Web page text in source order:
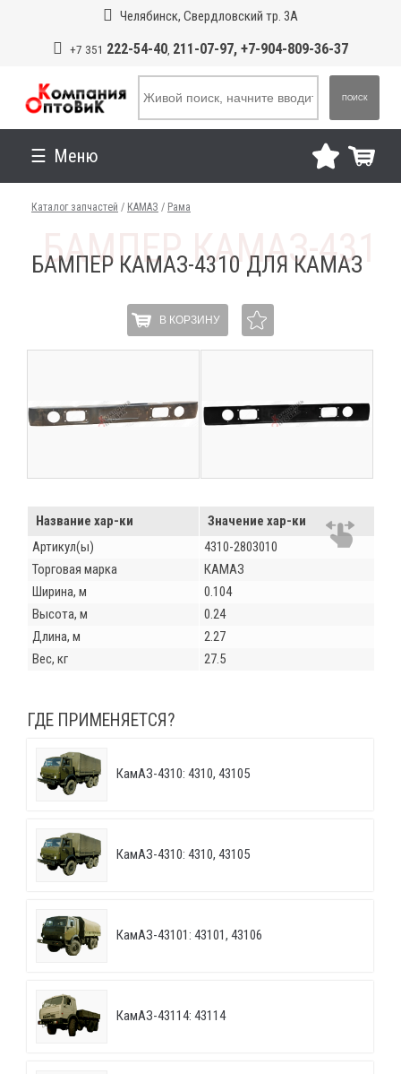
Челябинск, Свердловский тр. 3А
+7 351 222-54-40, 211-07-97, +7-904-809-36-37
ПОИСК
Меню
Каталог запчастей / КАМАЗ / Рама
БАМПЕР КАМАЗ-4310 ДЛЯ КАМАЗ
В КОРЗИНУ
Название хар-ки
Значение хар-ки
Артикул(ы)
4310-2803010
Торговая марка
КАМАЗ
Ширина, м
0.104
Высота, м
0.24
Длина, м
2.27
Вес, кг
27.5
ГДЕ ПРИМЕНЯЕТСЯ?
КамАЗ-4310: 4310, 43105
КамАЗ-4310: 4310, 43105
КамАЗ-43101: 43101, 43106
КамАЗ-43114: 43114